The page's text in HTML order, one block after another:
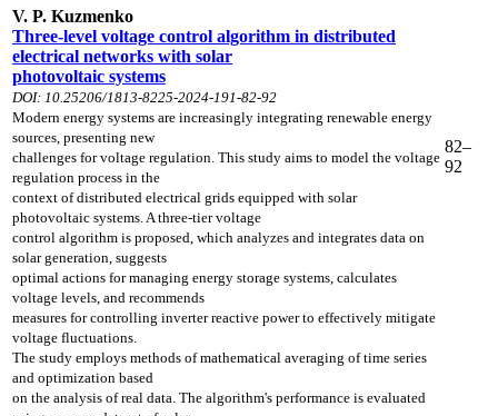
V. P. Kuzmenko
Three-level voltage control algorithm in distributed
electrical networks with solar
photovoltaic systems
DOI: 10.25206/1813-8225-2024-191-82-92
Modern energy systems are increasingly integrating renewable energy
sources, presenting new
challenges for voltage regulation. This study aims to model the voltage
regulation process in the
context of distributed electrical grids equipped with solar
photovoltaic systems. A three-tier voltage
control algorithm is proposed, which analyzes and integrates data on
solar generation, suggests
optimal actions for managing energy storage systems, calculates
voltage levels, and recommends
measures for controlling inverter reactive powerto effectively mitigate
voltage fluctuations.
The study employs methods of mathematical averaging of time series
and optimization based
on the analysis of real data. The algorithm's performance is evaluated
82–
92